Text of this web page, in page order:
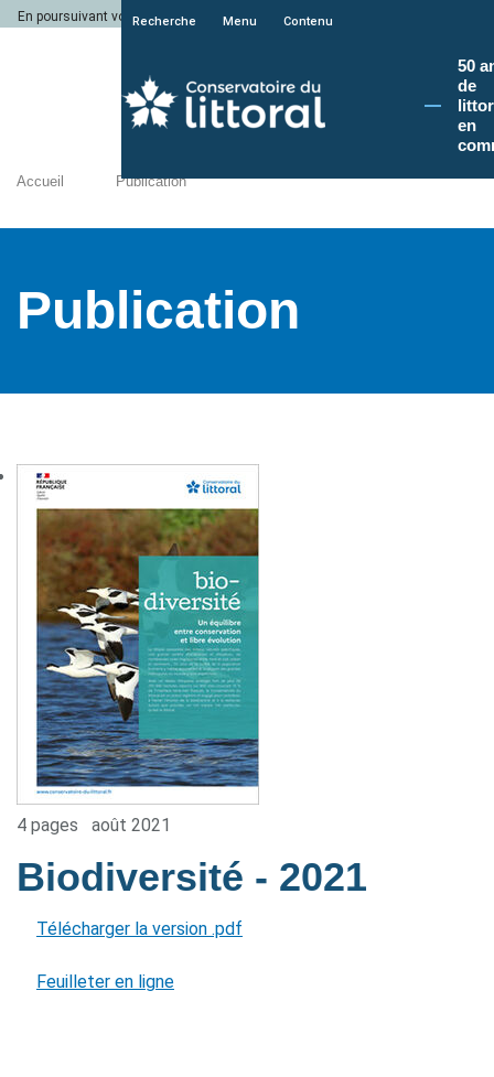
En poursuivant votre navigation sur le site du Conservatoire du littoral, vous
Recherche Menu Contenu
50
de
en
Accueil Publication
Publication
4 pages août 2021
Biodiversité - 2021
Télécharger la version .pdf
Feuilleter en ligne